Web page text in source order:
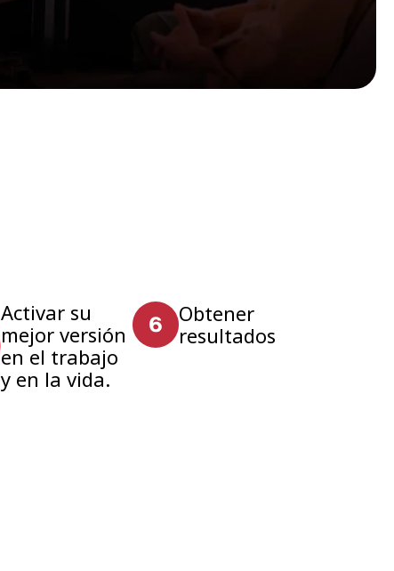
Activar su
mejor versión
en el trabajo
y en la vida.
Obtener
resultados